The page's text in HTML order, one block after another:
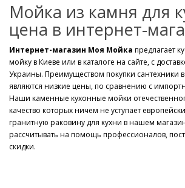
Мойка из камня для
цена в интернет-
Интернет-магазин Моя Мойка предлагает
мойку в Киеве или в каталоге на сайте, с
Украины. Преимуществом покупки сантехники
являются низкие цены, по сравнению с
Наши каменные кухонные мойки
качество которых ничем не уступает
гранитную раковину для кухни в нашем
рассчитывать на помощь профессионалов,
скидки.